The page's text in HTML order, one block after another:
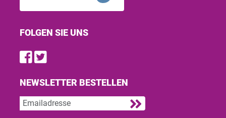
FOLGEN SIE UNS
Find us on Facebook
Follow us on Twitter
NEWSLETTER BESTELLEN